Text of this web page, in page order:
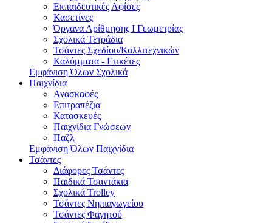
Εκπαιδευτικές Αφίσες
Κασετίνες
Όργανα Αρίθμησης Ι Γεωμετρίας
Σχολικά Τετράδια
Τσάντες Σχεδίου/Καλλιτεχνικών
Καλύμματα - Ετικέτες
Εμφάνιση Όλων Σχολικά
Παιχνίδια
Ανασκαφές
Επιτραπέζια
Κατασκευές
Παιχνίδια Γνώσεων
Παζλ
Εμφάνιση Όλων Παιχνίδια
Τσάντες
Διάφορες Τσάντες
Παιδικά Τσαντάκια
Σχολικά Trolley
Τσάντες Νηπιαγωγείου
Τσάντες Φαγητού